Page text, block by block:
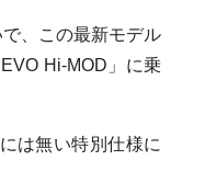
、この最新モデル
Hi-MOD」に乗
は無い特別仕様に